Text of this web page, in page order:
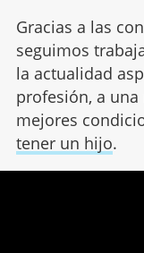
Gracias a las
seguimos
la actualidad
profesión, a
mejores
tener un hijo.